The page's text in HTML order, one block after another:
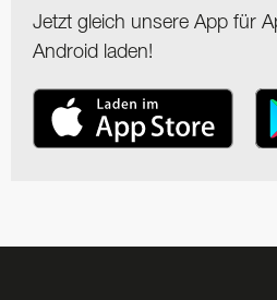
Jetzt gleich unsere App für
Android laden!